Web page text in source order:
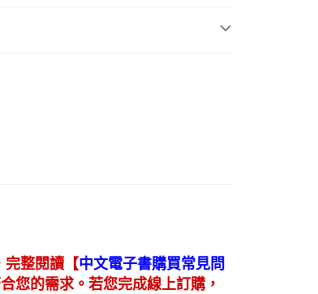
完整閱讀 【中文電子書購買常見問
您的需求。若您完成線上訂購，